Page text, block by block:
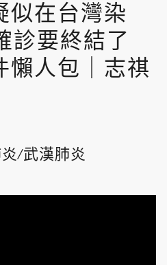
似在台灣染
診要終結了
懶人包｜志祺
/武漢肺炎